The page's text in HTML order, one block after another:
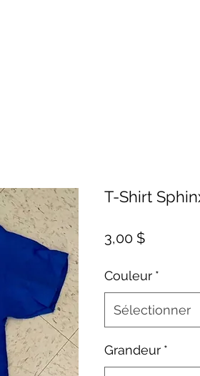
T-Shirt
3,00 $Prix
Couleur *
Sélectionner
Grandeur *